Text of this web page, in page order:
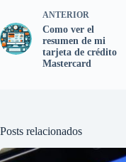
ANTERIOR
Como ver el
resumen de mi
tarjeta de crédito
Mastercard
Posts relacionados